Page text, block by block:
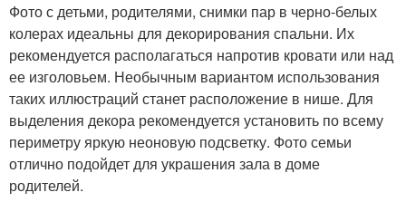
Фото с детьми, родителями, снимки пар в черно-белых
колерах идеальны для декорирования спальни. Их
рекомендуется располагаться напротив кровати или над
ее изголовьем. Необычным вариантом использования
таких иллюстраций станет расположение в нише. Для
выделения декора рекомендуется установить по всему
периметру яркую неоновую подсветку. Фото семьи
отлично подойдет для украшения зала в доме
родителей.